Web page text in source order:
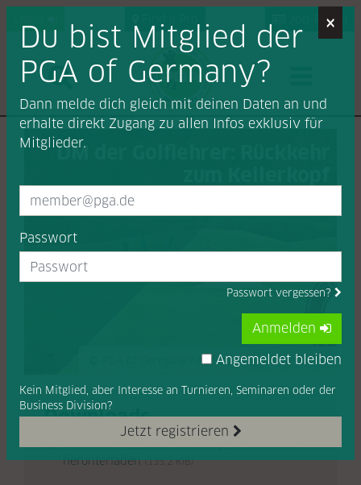
Job-Portal
DM der Golflehrer: Rückkehr
PGA of Germany / Matthias Lettenbichler
Downloads
herunterladen(135,2 KiB)
×
Du bist Mitglied der
PGA of Germany?
Dann melde dich gleich mit deinen Daten an und
erhalte direkt Zugang zu allen Infos exklusiv für
Mitglieder.
Passwort
Passwort vergessen?
Jetzt registrieren
Kein Mitglied, aber Interesse an Turnieren, Seminaren oder der
Business Division?
Anmelden
Angemeldet bleiben